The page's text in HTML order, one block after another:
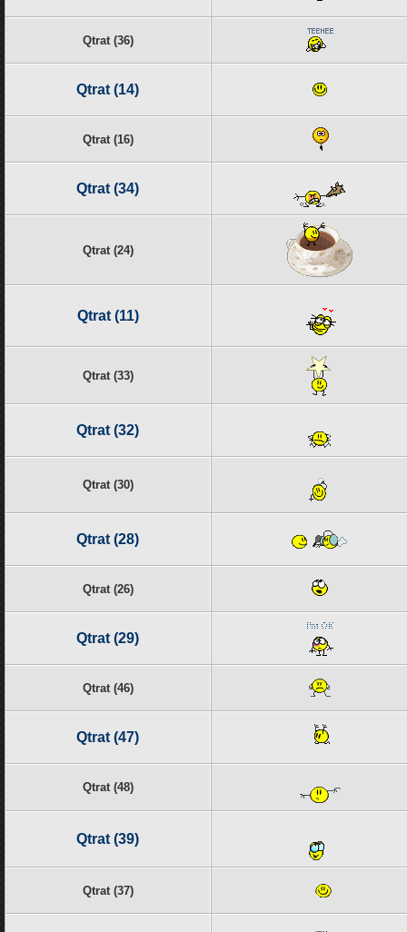
Qtrat (36)
Qtrat (14)
Qtrat (16)
Qtrat (34)
Qtrat (24)
Qtrat (11)
Qtrat (33)
Qtrat (32)
Qtrat (30)
Qtrat (28)
Qtrat (26)
Qtrat (29)
Qtrat (46)
Qtrat (47)
Qtrat (48)
Qtrat (39)
Qtrat (37)